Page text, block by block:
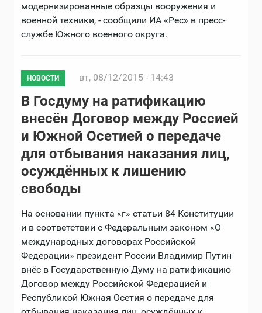
модернизированные образцы вооружения и
военной техники, - сообщили ИА «Рес» в пресс-
службе Южного военного округа.
НОВОСТИ вт, 08/12/2015 - 14:43
В Госдуму на ратификацию
внесён Договор между Россией
и Южной Осетией о передаче
для отбывания наказания лиц,
осуждённых к лишению
свободы
На основании пункта «г» статьи 84 Конституции
и в соответствии с Федеральным законом «О
международных договорах Российской
Федерации» президент России Владимир Путин
внёс в Государственную Думу на ратификацию
Договор между Российской Федерацией и
Республикой Южная Осетия о передаче для